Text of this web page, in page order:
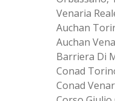
Venaria
Auchan
Auchan
Barriera Di
Conad
Conad